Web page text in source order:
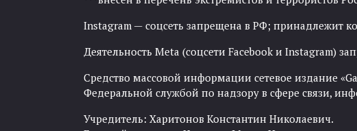
Instagram — соцсеть запрещена в РФ; принадлежит
Деятельность Meta (соцсети Facebook и Instagram)
Средство массовой информации сетевое издание
Федеральной службой по надзору в сфере связи,
Учредитель: Харитонов Константин Николаевич.